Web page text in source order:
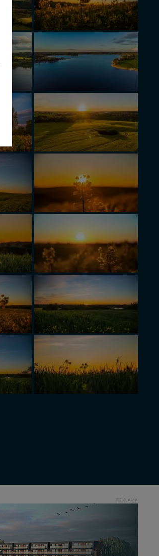
REKLAMA